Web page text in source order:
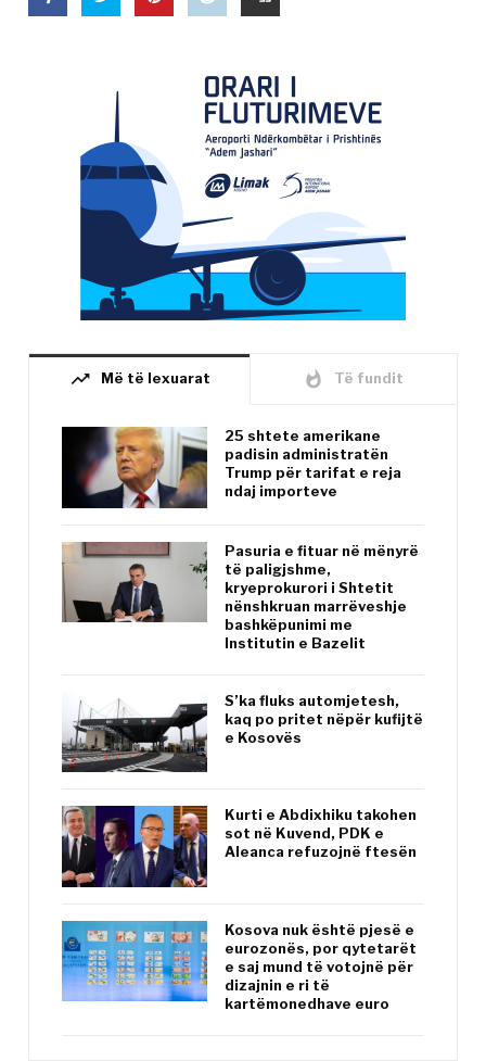
trending_up Më të lexuarat whatshot Të fundit
25 shtete amerikane
padisin administratën
Trump për tarifat e reja
ndaj importeve
Pasuria e fituar në mënyrë
të paligjshme,
kryeprokurori i Shtetit
nënshkruan marrëveshje
bashkëpunimi me
Institutin e Bazelit
S’ka fluks automjetesh,
kaq po pritet nëpër kufijtë
e Kosovës
Kurti e Abdixhiku takohen
sot në Kuvend, PDK e
Aleanca refuzojnë ftesën
Kosova nuk është pjesë e
eurozonës, por qytetarët
e saj mund të votojnë për
dizajnin e ri të
kartëmonedhave euro